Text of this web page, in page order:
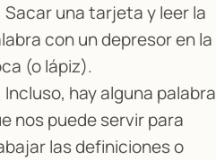
Sacar una tarjeta y leer la
con un depresor en la
(o lápiz).
Incluso, hay alguna palabra
nos puede servir para
las definiciones o